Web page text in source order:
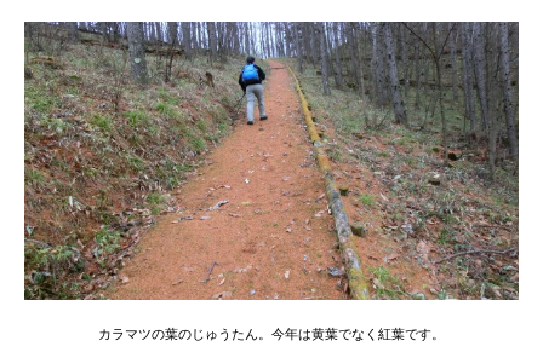
カラマツの葉のじゅうたん。今年は黄葉でなく紅葉です。